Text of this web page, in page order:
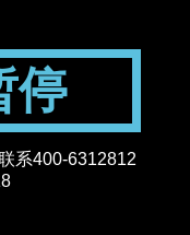
停
系400-6312812